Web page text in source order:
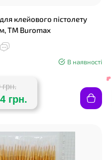
клейового пістолету
ТМ Buromax
В наявності
грн.